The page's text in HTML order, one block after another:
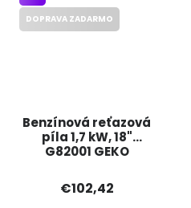
Benzínová reťazová
píla 1,7 kW, 18"
G82001 GEKO
DOPRAVA ZADARMO
€102,42